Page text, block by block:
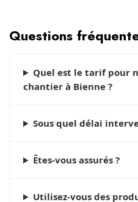
Questions
Quel est le tarif pour
chantier à Bienne ?
Sous quel délai
Êtes-vous assurés ?
Utilisez-vous des